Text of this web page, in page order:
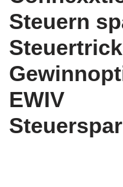
Steuern
EWIV